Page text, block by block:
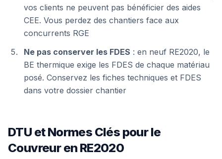
vos clients ne peuvent pas bénéficier des aides
CEE. Vous perdez des chantiers face aux
concurrents RGE
Ne pas conserver les FDES : en neuf RE2020, le
BE thermique exige les FDES de chaque matériau
posé. Conservez les fiches techniques et FDES
dans votre dossier chantier
DTU et Normes Clés pour le
Couvreur en RE2020